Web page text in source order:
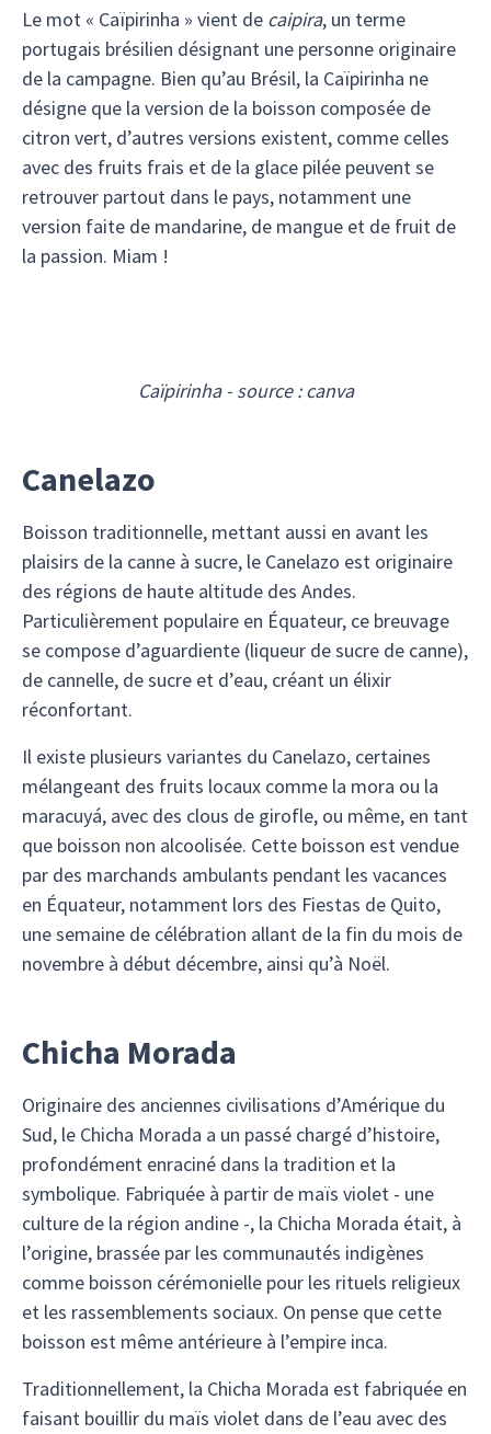
Le mot « Caïpirinha » vient de caipira, un terme
portugais brésilien désignant une personne originaire
de la campagne. Bien qu’au Brésil, la Caïpirinha ne
désigne que la version de la boisson composée de
citron vert, d’autres versions existent, comme celles
avec des fruits frais et de la glace pilée peuvent se
retrouver partout dans le pays, notamment une
version faite de mandarine, de mangue et de fruit de
la passion. Miam !
Caïpirinha - source : canva
Canelazo
Boisson traditionnelle, mettant aussi en avant les
plaisirs de la canne à sucre, le Canelazo est originaire
des régions de haute altitude des Andes.
Particulièrement populaire en Équateur, ce breuvage
se compose d’aguardiente (liqueur de sucre de canne),
de cannelle, de sucre et d’eau, créant un élixir
réconfortant.
Il existe plusieurs variantes du Canelazo, certaines
mélangeant des fruits locaux comme la mora ou la
maracuyá, avec des clous de girofle, ou même, en tant
que boisson non alcoolisée. Cette boisson est vendue
par des marchands ambulants pendant les vacances
en Équateur, notamment lors des Fiestas de Quito,
une semaine de célébration allant de la fin du mois de
novembre à début décembre, ainsi qu’à Noël.
Chicha Morada
Originaire des anciennes civilisations d’Amérique du
Sud, le Chicha Morada a un passé chargé d’histoire,
profondément enraciné dans la tradition et la
symbolique. Fabriquée à partir de maïs violet - une
culture de la région andine -, la Chicha Morada était, à
l’origine, brassée par les communautés indigènes
comme boisson cérémonielle pour les rituels religieux
et les rassemblements sociaux. On pense que cette
boisson est même antérieure à l’empire inca.
Traditionnellement, la Chicha Morada est fabriquée en
faisant bouillir du maïs violet dans de l’eau avec des